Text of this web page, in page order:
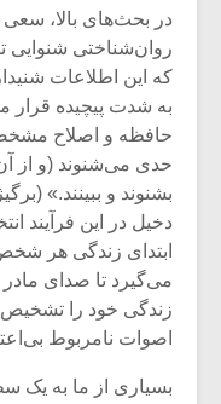
در بحث‌های بالا، سعی
روان‌شناختی شنوایی
که این اطلاعات
به شدت پیچیده
حافظه و اصلاح
حدی می‌شنوند (و از آن
دخیل در این فرآیند
ابتدای زندگی هر
می‌گیرد تا صدای مادر
زندگی خود را تشخیص
اصوات نامربوط